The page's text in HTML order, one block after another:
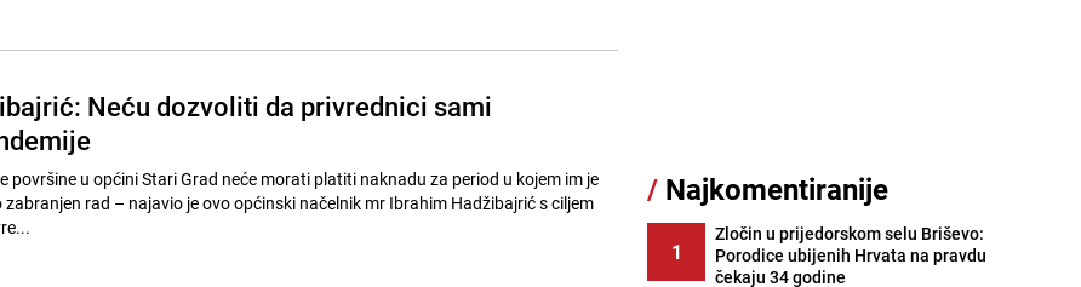
Neću dozvoliti da privrednici sami
površine u općini Stari Grad neće morati platiti naknadu za period u kojem im je
zabranjen rad – najavio je ovo općinski načelnik mr Ibrahim Hadžibajrić s ciljem
11
listi: Ovo su lokacije prvih Lidl
PRIJE OKO 21H | BOSNA I HERCEGOVINA
Gosti iz Njemačke napravili požar u
/ Najkomentiranije
1
Zločin u prijedorskom selu Briševo:
Porodice ubijenih Hrvata na pravdu
čekaju 34 godine